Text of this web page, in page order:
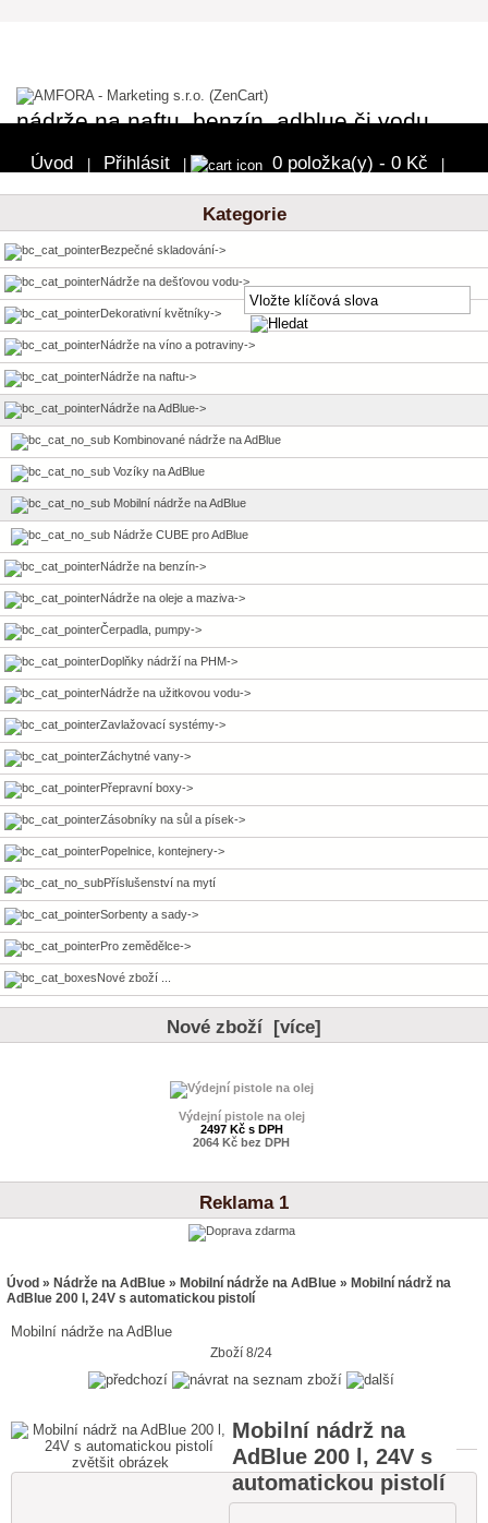
nádrže na naftu, benzín, adblue či vodu
Úvod Přihlásit 0 položka(y) - 0 Kč
Kategorie
Bezpečné skladování->
Nádrže na dešťovou vodu->
Dekorativní květníky->
Nádrže na víno a potraviny->
Nádrže na naftu->
Nádrže na AdBlue->
Kombinované nádrže na AdBlue
Vozíky na AdBlue
Mobilní nádrže na AdBlue
Nádrže CUBE pro AdBlue
Nádrže na benzín->
Nádrže na oleje a maziva->
Čerpadla, pumpy->
Doplňky nádrží na PHM->
Nádrže na užitkovou vodu->
Zavlažovací systémy->
Záchytné vany->
Přepravní boxy->
Zásobníky na sůl a písek->
Popelnice, kontejnery->
Příslušenství na mytí
Sorbenty a sady->
Pro zemědělce->
Nové zboží ...
Nové zboží [více]
Výdejní pistole na olej
2497 Kč s DPH
2064 Kč bez DPH
Reklama 1
Úvod » Nádrže na AdBlue » Mobilní nádrže na AdBlue » Mobilní nádrž na
AdBlue 200 l, 24V s automatickou pistolí
Mobilní nádrže na AdBlue
Zboží 8/24
zvětšit obrázek
Mobilní nádrž na
AdBlue 200 l, 24V s
automatickou pistolí